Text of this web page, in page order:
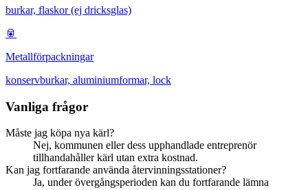
burkar, flaskor (ej dricksglas)
🥫
Metallförpackningar
konservburkar, aluminiumformar, lock
Vanliga frågor
Måste jag köpa nya kärl?
Nej, kommunen eller dess upphandlade entreprenör
tillhandahåller kärl utan extra kostnad.
Kan jag fortfarande använda återvinningsstationer?
Ja, under övergångsperioden kan du fortfarande lämna